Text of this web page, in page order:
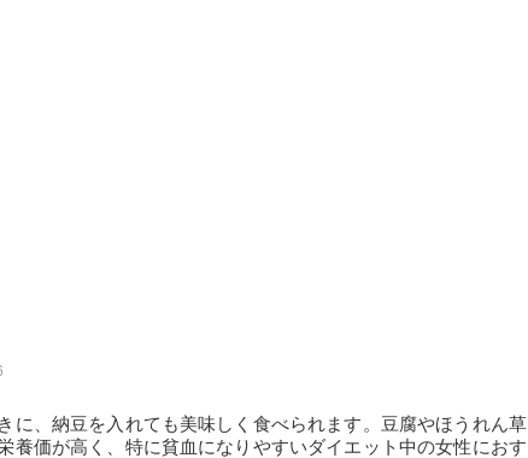
に、納豆を入れても美味しく食べられます。豆腐やほうれん草
養価が高く、特に貧血になりやすいダイエット中の女性におす